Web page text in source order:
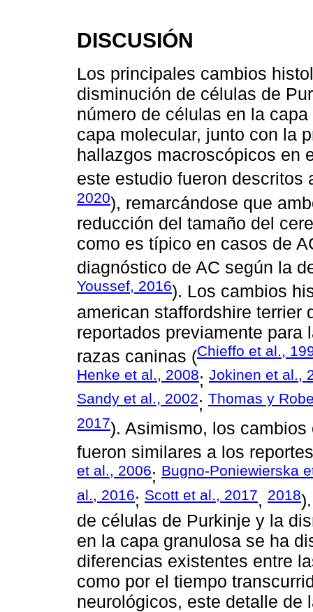
DISCUSIÓN
Los principales cambios
disminución de células de
número de células en la
capa molecular, junto con la
hallazgos macroscópicos en
este estudio fueron descritos
2020), remarcándose que
reducción del tamaño del
como es típico en casos de
diagnóstico de AC según la
Youssef, 2016). Los cambios
american staffordshire terrier
reportados previamente para
razas caninas (Chieffo et al.,
Henke et al., 2008; Jokinen et al.,
Sandy et al., 2002; Thomas y
2017). Asimismo, los
fueron similares a los
et al., 2006; Bugno-Poniewierska
al., 2016; Scott et al., 2017, 2018
de células de Purkinje y la
en la capa granulosa se ha
diferencias existentes entre
como por el tiempo
neurológicos, este detalle de